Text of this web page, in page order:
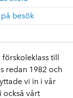
besök
förskoleklass till
redan 1982 och
vi in i vår
också vårt